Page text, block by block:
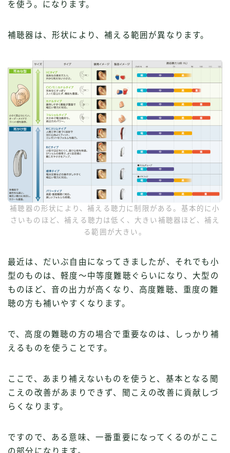
を使う。になります。
補聴器は、形状により、補える範囲が異なります。
補聴器の形状により、補える聴力に制限がある。基本的に小
さいものほど、補える聴力は低く、大きい補聴器ほど、補え
る範囲が大きい。
最近は、だいぶ自由になってきましたが、それでも小
型のものは、軽度〜中等度難聴ぐらいになり、大型の
ものほど、音の出力が高くなり、高度難聴、重度の難
聴の方も補いやすくなります。
で、高度の難聴の方の場合で重要なのは、しっかり補
えるものを使うことです。
ここで、あまり補えないものを使うと、基本となる聞
こえの改善があまりできず、聞こえの改善に貢献しづ
らくなります。
ですので、ある意味、一番重要になってくるのがここ
の部分になります。